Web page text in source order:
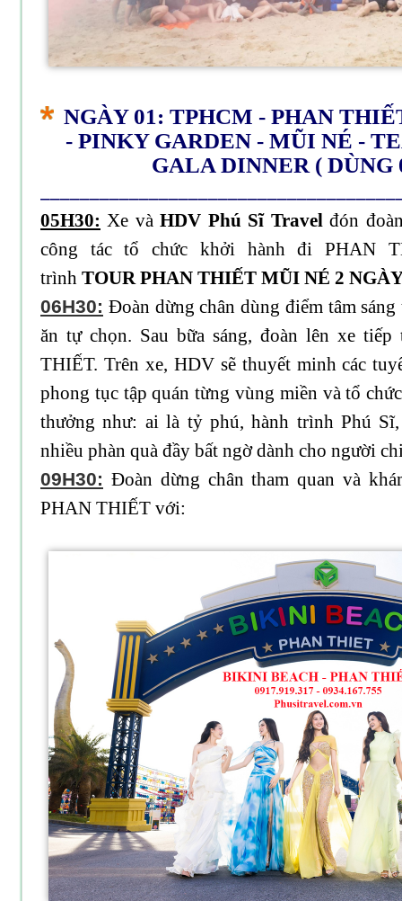
NGÀY 01: TPHCM - PHAN
- PINKY GARDEN - MŨI NÉ -
GALA DINNER ( DÙNG
05H30: Xe vàHDV Phú Sĩ Travelđón
công tác tổ chức khởi hành đi PHAN
trình TOUR PHAN THIẾT MŨI NÉ 2
06H30: Đoàn dừng chân dùng điểm tâm
ăn tự chọn. Sau bữa sáng, đoàn lên xe
THIẾT. Trên xe, HDV sẽ thuyết minh các
phong tục tập quán từng vùng miền và tổ
thưởng như: ai là tỷ phú, hành trình Phú
nhiều phàn quà đầy bất ngờ dành cho người
09H30: Đoàn dừng chân tham quan và
PHAN THIẾT với: